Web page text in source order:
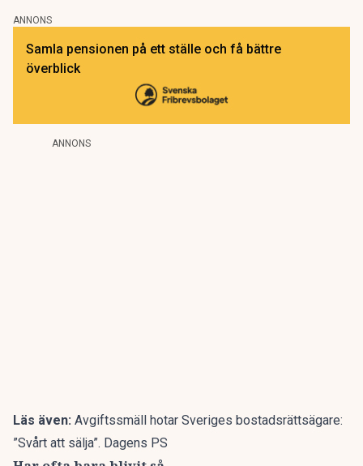
ANNONS
Samla pensionen på ett ställe och få bättre
överblick
ANNONS
Läs även: Avgiftssmäll hotar Sveriges bostadsrättsägare:
”Svårt att sälja”. Dagens PS